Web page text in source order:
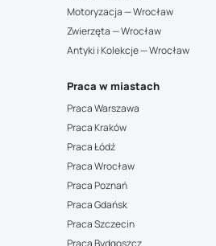
Motoryzacja — Wrocław
Zwierzęta — Wrocław
Antyki i Kolekcje — Wrocław
Praca w miastach
Praca Warszawa
Praca Kraków
Praca Łódź
Praca Wrocław
Praca Poznań
Praca Gdańsk
Praca Szczecin
Praca Bydgoszcz